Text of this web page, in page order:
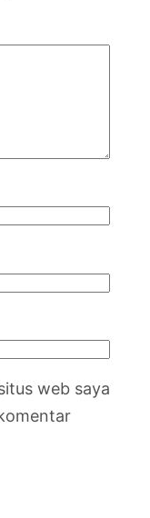
web saya